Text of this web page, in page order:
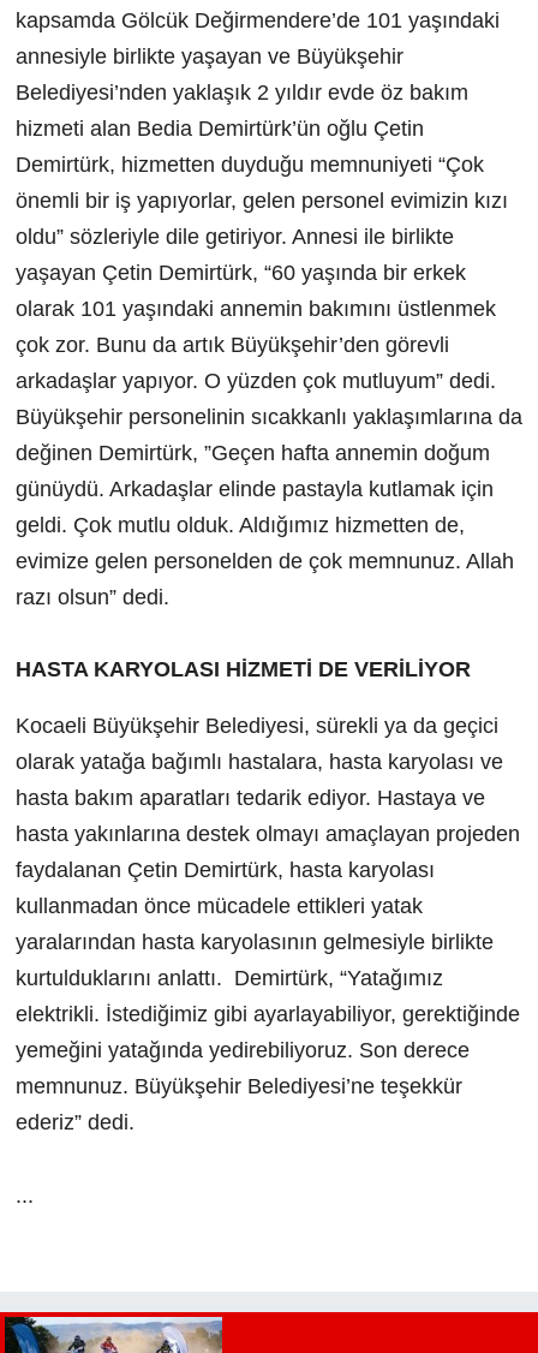
kapsamda Gölcük Değirmendere’de 101 yaşındaki
annesiyle birlikte yaşayan ve Büyükşehir
Belediyesi’nden yaklaşık 2 yıldır evde öz bakım
hizmeti alan Bedia Demirtürk’ün oğlu Çetin
Demirtürk, hizmetten duyduğu memnuniyeti “Çok
önemli bir iş yapıyorlar, gelen personel evimizin kızı
oldu” sözleriyle dile getiriyor. Annesi ile birlikte
yaşayan Çetin Demirtürk, “60 yaşında bir erkek
olarak 101 yaşındaki annemin bakımını üstlenmek
çok zor. Bunu da artık Büyükşehir’den görevli
arkadaşlar yapıyor. O yüzden çok mutluyum” dedi.
Büyükşehir personelinin sıcakkanlı yaklaşımlarına da
değinen Demirtürk, ”Geçen hafta annemin doğum
günüydü. Arkadaşlar elinde pastayla kutlamak için
geldi. Çok mutlu olduk. Aldığımız hizmetten de,
evimize gelen personelden de çok memnunuz. Allah
razı olsun” dedi.
HASTA KARYOLASI HİZMETİ DE VERİLİYOR
Kocaeli Büyükşehir Belediyesi, sürekli ya da geçici
olarak yatağa bağımlı hastalara, hasta karyolası ve
hasta bakım aparatları tedarik ediyor. Hastaya ve
hasta yakınlarına destek olmayı amaçlayan projeden
faydalanan Çetin Demirtürk, hasta karyolası
kullanmadan önce mücadele ettikleri yatak
yaralarından hasta karyolasının gelmesiyle birlikte
kurtulduklarını anlattı. Demirtürk, “Yatağımız
elektrikli. İstediğimiz gibi ayarlayabiliyor, gerektiğinde
yemeğini yatağında yedirebiliyoruz. Son derece
memnunuz. Büyükşehir Belediyesi’ne teşekkür
ederiz” dedi.
...